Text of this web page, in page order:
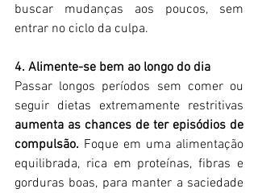
buscar mudanças aos poucos, sem
entrar no ciclo da culpa.
4. Alimente-se bem ao longo do dia
Passar longos períodos sem comer ou
aumenta as chances de ter episódios de
compulsão. Foque em uma alimentação
equilibrada, rica em proteínas, fibras e
gorduras boas, para manter a saciedade